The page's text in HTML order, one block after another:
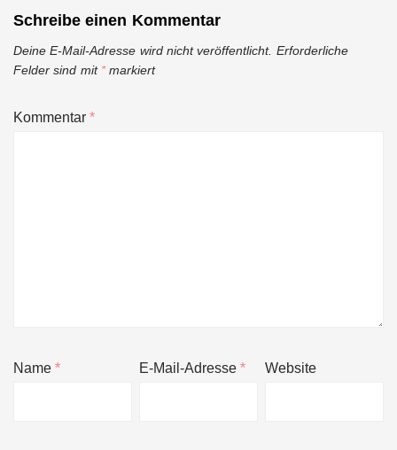
Schreibe einen Kommentar
Deine E-Mail-Adresse wird nicht veröffentlicht. Erforderliche
Felder sind mit *markiert
Kommentar*
Name* E-Mail-Adresse* Website